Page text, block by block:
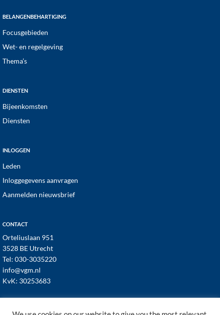
BELANGENBEHARTIGING
Focusgebieden
Wet- en regelgeving
Thema’s
DIENSTEN
Bijeenkomsten
Diensten
INLOGGEN
Leden
Inloggegevens aanvragen
Aanmelden nieuwsbrief
CONTACT
Orteliuslaan 951
3528 BE Utrecht
Tel: 030-3035220
info@vgm.nl
KvK: 30253683